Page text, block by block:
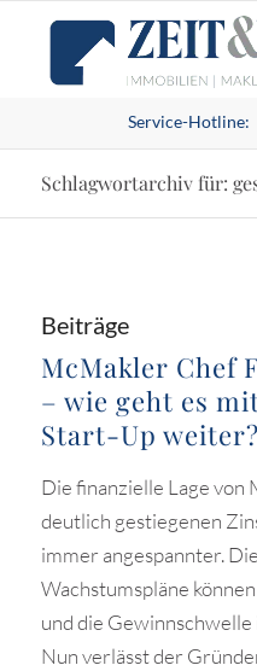
Service-Hotline:
Schlagwortarchiv für:
Beiträge
McMakler Chef
– wie geht es
Start-Up weiter?
Die finanzielle Lage von
deutlich gestiegenen
immer angespannter.
Wachstumspläne
und die
Nun verlässt der